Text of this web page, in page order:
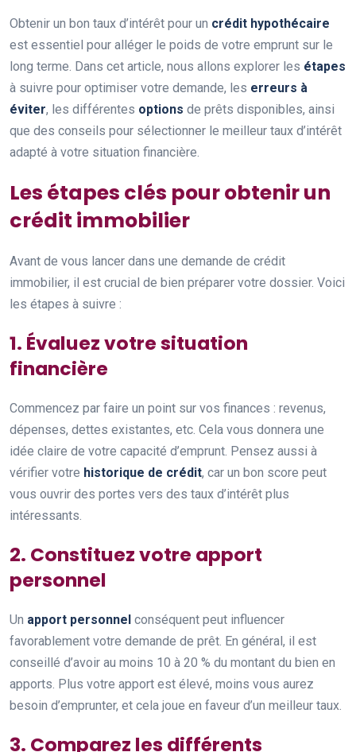
Obtenir un bon taux d’intérêt pour un crédit hypothécaire
est essentiel pour alléger le poids de votre emprunt sur le
long terme. Dans cet article, nous allons explorer les étapes
à suivre pour optimiser votre demande, les erreurs à
éviter, les différentes options de prêts disponibles, ainsi
que des conseils pour sélectionner le meilleur taux d’intérêt
adapté à votre situation financière.
Les étapes clés pour obtenir un
crédit immobilier
Avant de vous lancer dans une demande de crédit
immobilier, il est crucial de bien préparer votre dossier. Voici
les étapes à suivre :
1. Évaluez votre situation
financière
Commencez par faire un point sur vos finances : revenus,
dépenses, dettes existantes, etc. Cela vous donnera une
idée claire de votre capacité d’emprunt. Pensez aussi à
vérifier votre historique de crédit, car un bon score peut
vous ouvrir des portes vers des taux d’intérêt plus
intéressants.
2. Constituez votre apport
personnel
Un apport personnel conséquent peut influencer
favorablement votre demande de prêt. En général, il est
conseillé d’avoir au moins 10 à 20 % du montant du bien en
apports. Plus votre apport est élevé, moins vous aurez
besoin d’emprunter, et cela joue en faveur d’un meilleur taux.
3. Comparez les différents